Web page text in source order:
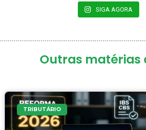
SIGA AGORA
Outras matérias
TRIBUTÁRIO